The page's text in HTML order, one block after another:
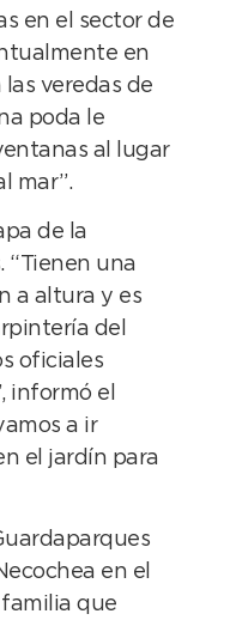
en el sector de
en
las veredas de
poda le
al lugar
mar”.
de la
“Tienen una
a altura y es
del
oficiales
informó el
a ir
el jardín para
en el
que